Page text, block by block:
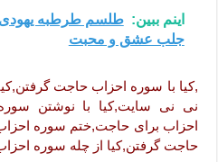
اینم ببین: طلسم طرطبه
جلب عشق و محبت
,کیا با سوره احزاب حاجت
نی نی سایت,کیا با نوشتن
احزاب برای حاجت,ختم سوره
حاجت گرفتن,کیا از چله سوره